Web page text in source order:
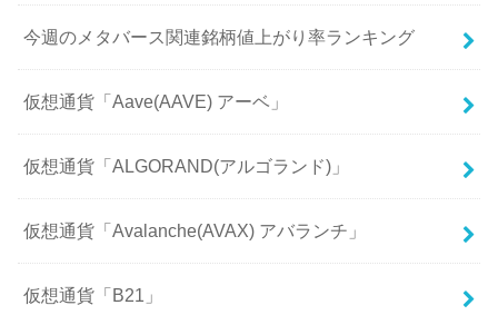
今週のメタバース関連銘柄値上がり率ランキング
仮想通貨「Aave(AAVE) アーベ」
仮想通貨「ALGORAND(アルゴランド)」
仮想通貨「Avalanche(AVAX) アバランチ」
仮想通貨「B21」